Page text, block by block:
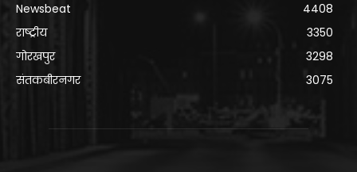
Newsbeat
4408
राष्ट्रीय
3350
गोरखपुर
3298
संतकबीरनगर
3075